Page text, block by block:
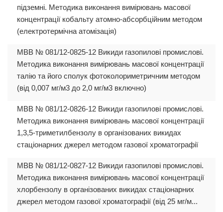
підземні. Методика виконання вимірювань масової
концентрації кобальту атомно-абсорбційним методом
(електротермічна атомізація)
МВВ № 081/12-0825-12 Викиди газопилові промислові.
Методика виконання вимірювань масової концентрації
талію та його сполук фотоколориметричним методом
(від 0,007 мг/м3 до 2,0 мг/м3 включно)
МВВ № 081/12-0826-12 Викиди газопилові промислові.
Методика виконання вимірювань масової концентрації
1,3,5-триметилбензолу в організованих викидах
стаціонарних джерел методом газової хроматографії
МВВ № 081/12-0827-12 Викиди газопилові промислові.
Методика виконання вимірювань масової концентрації
хлорбензолу в організованих викидах стаціонарних
джерел методом газової хроматографії (від 25 мг/м...